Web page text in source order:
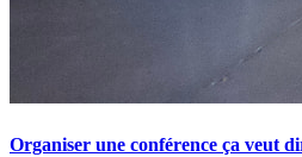
Organiser une conférence ça veut